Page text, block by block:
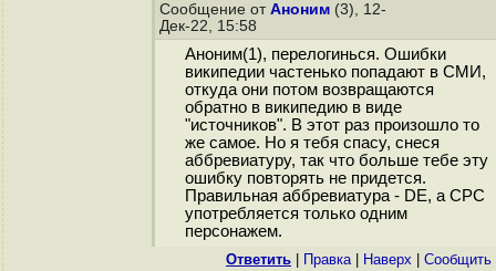
Сообщение от Аноним (3), 12-
Дек-22, 15:58
Аноним(1), перелогинься. Ошибки
википедии частенько попадают в СМИ,
откуда они потом возвращаются
обратно в википедию в виде
"источников". В этот раз произошло то
же самое. Но я тебя спасу, снеся
аббревиатуру, так что больше тебе эту
ошибку повторять не придется.
Правильная аббревиатура - DE, а СРС
употребляется только одним
персонажем.
Ответить Правка| Наверх
Cообщить